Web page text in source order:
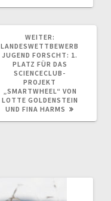
WEITER:
BEITRAG:
LANDESWETTBEWERB
JUGEND FORSCHT: 1.
PLATZ FÜR DAS
SCIENCECLUB-
PROJEKT
„SMARTWHEEL“ VON
LOTTE GOLDENSTEIN
UND FINA HARMS